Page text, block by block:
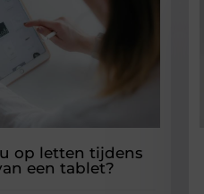
op letten tijdens
een tablet?